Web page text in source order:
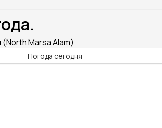
Marsa Alam)
Погода сегодня